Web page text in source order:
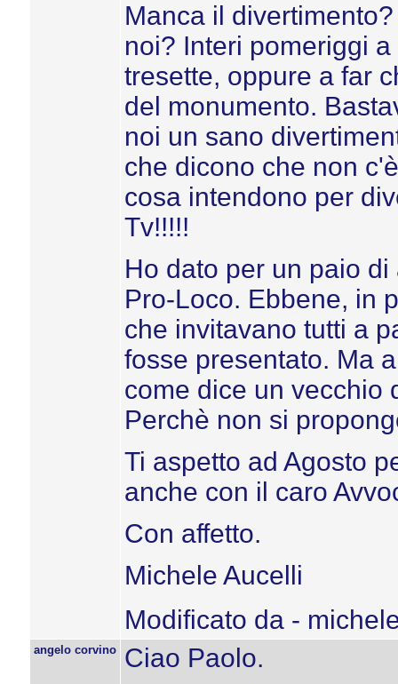
Manca il
noi? Interi pomeriggi
tresette, oppure a far
del monumento.
noi un sano
che dicono che non
cosa intendono per
Tv!!!!!
Ho dato per un paio
Pro-Loco. Ebbene, in
che invitavano tutti a
fosse presentato. Ma
come dice un vecchio
Perchè non si
Ti aspetto ad Agosto
anche con il caro
Con affetto.
Michele Aucelli
Modificato da -
angelo corvino
Ciao Paolo.